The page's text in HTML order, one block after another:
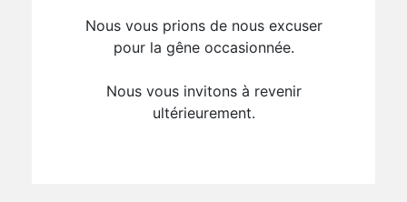
Nous vous prions de nous excuser
pour la gêne occasionnée.
Nous vous invitons à revenir
ultérieurement.